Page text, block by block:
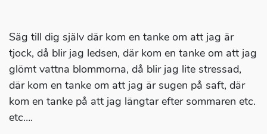
Säg till dig själv där kom en tanke om att jag är
tjock, då blir jag ledsen, där kom en tanke om att jag
glömt vattna blommorna, då blir jag lite stressad,
där kom en tanke om att jag är sugen på saft, där
kom en tanke på att jag längtar efter sommaren etc.
etc….